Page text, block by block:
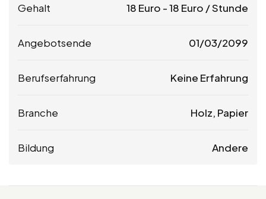
Gehalt 18 Euro -18 Euro / Stunde
Angebotsende 01/03/2099
Berufserfahrung Keine Erfahrung
Branche Holz, Papier
Bildung Andere